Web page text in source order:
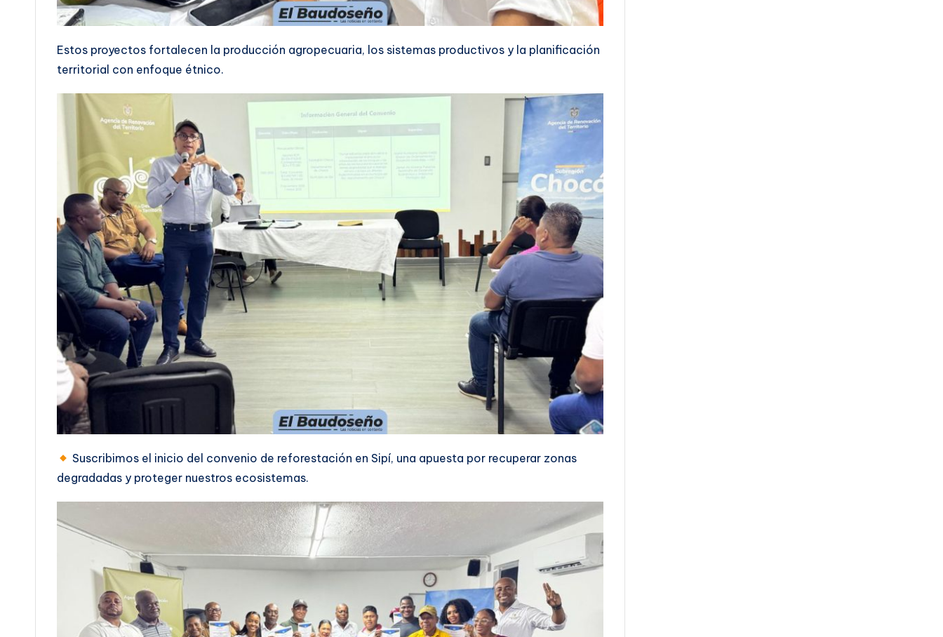
Estos proyectos fortalecen la producción agropecuaria, los sistemas productivos y la planificación
territorial con enfoque étnico.
Suscribimos el inicio del convenio de reforestación en Sipí, una apuesta por recuperar zonas
degradadas y proteger nuestros ecosistemas.